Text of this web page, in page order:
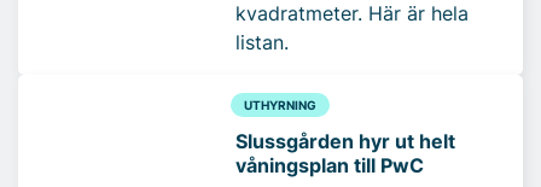
kvadratmeter. Här är hela
listan.
UTHYRNING
Slussgården hyr ut helt
våningsplan till PwC